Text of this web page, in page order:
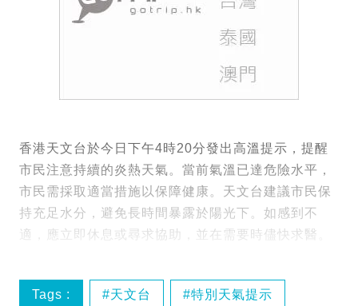
香港天文台於今日下午4時20分發出高溫提示，提醒
市民注意持續的炎熱天氣。當前氣溫已達危險水平，
市民需採取適當措施以保障健康。天文台建議市民保
持充足水分，避免長時間暴露於陽光下。如感到不
適，應立即休息或尋求協助，並在需要時儘快求醫。
Tags : 天文台 特別天氣提示